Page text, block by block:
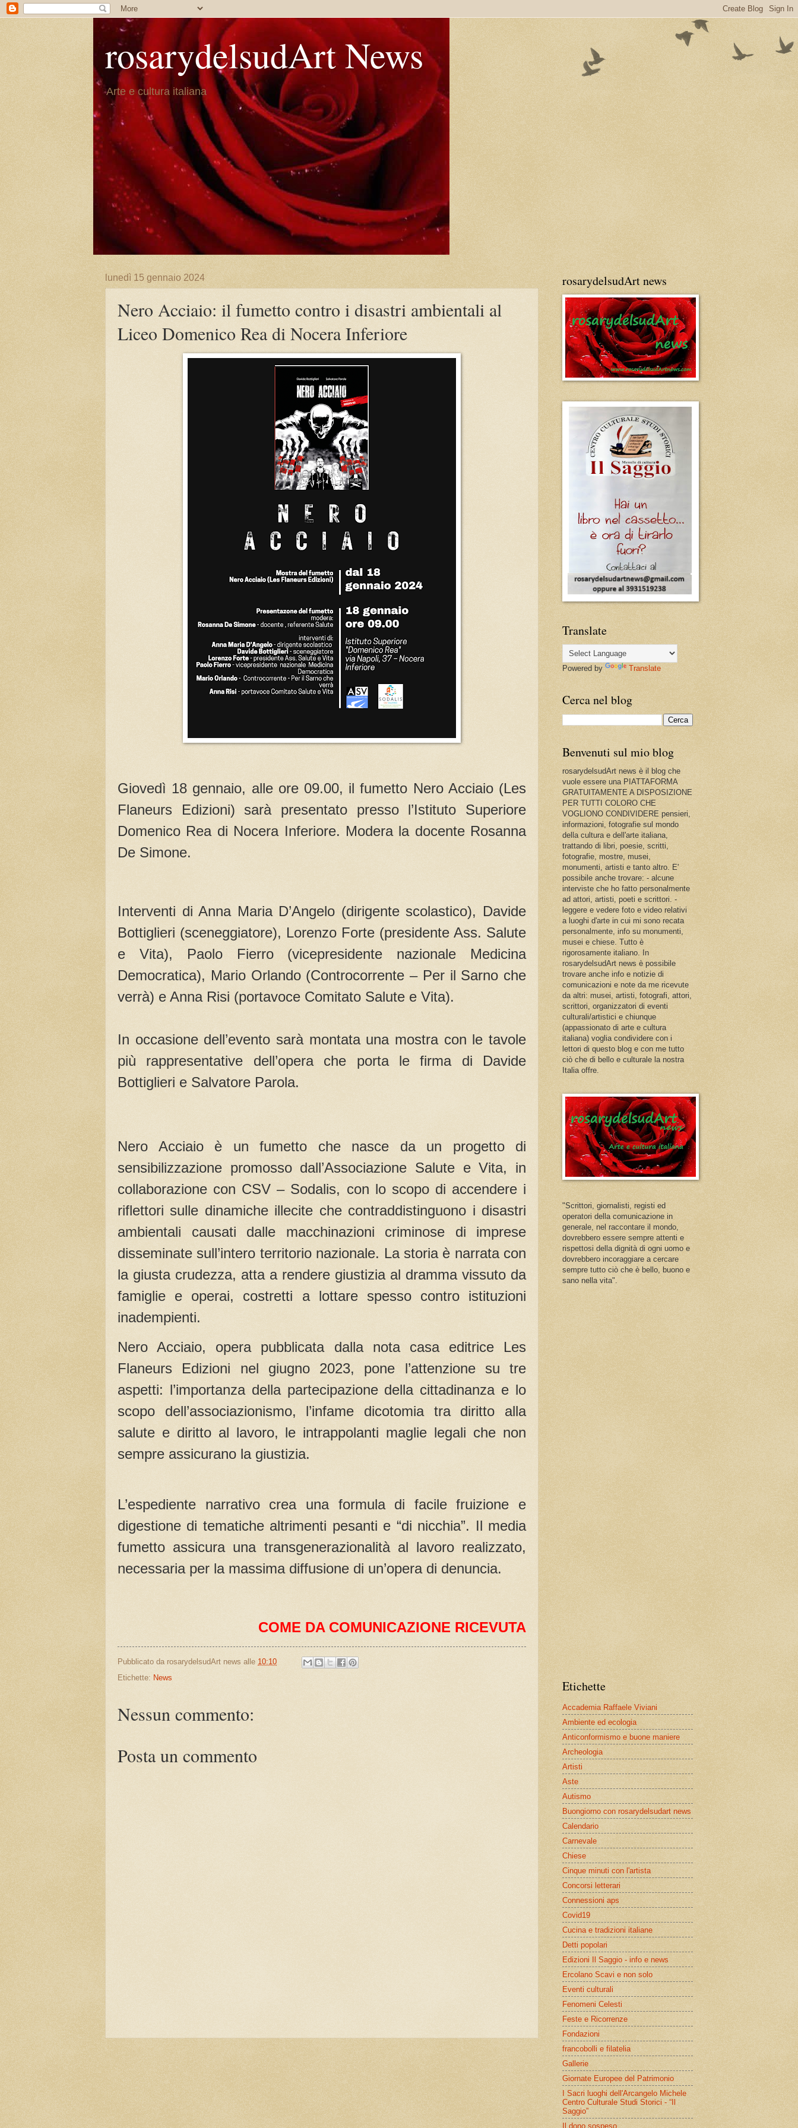
rosarydelsudArt News
Arte e cultura italiana
lunedì 15 gennaio 2024
Nero Acciaio: il fumetto contro i disastri ambientali al
Liceo Domenico Rea di Nocera Inferiore
Giovedì 18 gennaio, alle ore 09.00, il fumetto Nero Acciaio (Les
Flaneurs Edizioni) sarà presentato presso l’Istituto Superiore
Domenico Rea di Nocera Inferiore. Modera la docente Rosanna
De Simone.
Interventi di Anna Maria D’Angelo (dirigente scolastico), Davide
Bottiglieri (sceneggiatore), Lorenzo Forte (presidente Ass. Salute
e Vita), Paolo Fierro (vicepresidente nazionale Medicina
Democratica), Mario Orlando (Controcorrente – Per il Sarno che
verrà) e Anna Risi (portavoce Comitato Salute e Vita).
In occasione dell’evento sarà montata una mostra con le tavole
più rappresentative dell’opera che porta le firma di Davide
Bottiglieri e Salvatore Parola.
Nero Acciaio è un fumetto che nasce da un progetto di
sensibilizzazione promosso dall’Associazione Salute e Vita, in
collaborazione con CSV – Sodalis, con lo scopo di accendere i
riflettori sulle dinamiche illecite che contraddistinguono i disastri
ambientali causati dalle macchinazioni criminose di imprese
disseminate sull’intero territorio nazionale. La storia è narrata con
la giusta crudezza, atta a rendere giustizia al dramma vissuto da
famiglie e operai, costretti a lottare spesso contro istituzioni
inadempienti.
Nero Acciaio, opera pubblicata dalla nota casa editrice Les
Flaneurs Edizioni nel giugno 2023, pone l’attenzione su tre
aspetti: l’importanza della partecipazione della cittadinanza e lo
scopo dell’associazionismo, l’infame dicotomia tra diritto alla
salute e diritto al lavoro, le intrappolanti maglie legali che non
sempre assicurano la giustizia.
L’espediente narrativo crea una formula di facile fruizione e
digestione di tematiche altrimenti pesanti e “di nicchia”. Il media
fumetto assicura una transgenerazionalità al lavoro realizzato,
necessaria per la massima diffusione di un’opera di denuncia.
COME DA COMUNICAZIONE RICEVUTA
Pubblicato da rosarydelsudArt news alle 10:10
Etichette: News
Nessun commento:
Posta un commento
rosarydelsudArt news
Translate
Powered by Translate
Cerca nel blog
Benvenuti sul mio blog
rosarydelsudArt news è il blog che
vuole essere una PIATTAFORMA
GRATUITAMENTE A DISPOSIZIONE
PER TUTTI COLORO CHE
VOGLIONO CONDIVIDERE pensieri,
informazioni, fotografie sul mondo
della cultura e dell'arte italiana,
trattando di libri, poesie, scritti,
fotografie, mostre, musei,
monumenti, artisti e tanto altro. E'
possibile anche trovare: - alcune
interviste che ho fatto personalmente
ad attori, artisti, poeti e scrittori. -
leggere e vedere foto e video relativi
a luoghi d'arte in cui mi sono recata
personalmente, info su monumenti,
musei e chiese. Tutto è
rigorosamente italiano. In
rosarydelsudArt news è possibile
trovare anche info e notizie di
comunicazioni e note da me ricevute
da altri: musei, artisti, fotografi, attori,
scrittori, organizzatori di eventi
culturali/artistici e chiunque
(appassionato di arte e cultura
italiana) voglia condividere con i
lettori di questo blog e con me tutto
ciò che di bello e culturale la nostra
Italia offre.
"Scrittori, giornalisti, registi ed
operatori della comunicazione in
generale, nel raccontare il mondo,
dovrebbero essere sempre attenti e
rispettosi della dignità di ogni uomo e
dovrebbero incoraggiare a cercare
sempre tutto ciò che è bello, buono e
sano nella vita".
Etichette
Accademia Raffaele Viviani
Ambiente ed ecologia
Anticonformismo e buone maniere
Archeologia
Artisti
Aste
Autismo
Buongiorno con rosarydelsudart news
Calendario
Carnevale
Chiese
Cinque minuti con l'artista
Concorsi letterari
Connessioni aps
Covid19
Cucina e tradizioni italiane
Detti popolari
Edizioni Il Saggio - info e news
Ercolano Scavi e non solo
Eventi culturali
Fenomeni Celesti
Feste e Ricorrenze
Fondazioni
francobolli e filatelia
Gallerie
Giornate Europee del Patrimonio
I Sacri luoghi dell'Arcangelo Michele
Centro Culturale Studi Storici - “Il
Saggio”
Il dono sospeso